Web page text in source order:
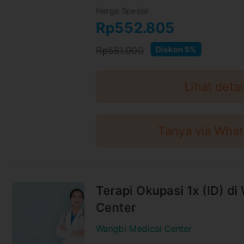
Harga Spesial
Rp552.805
Rp581.900 Diskon 5%
Lihat
Tanya via
Terapi Okupasi 1x (ID) di
Center
Wangbi Medical Center